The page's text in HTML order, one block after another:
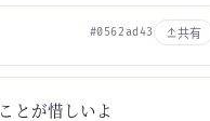
#0562ad43 共有
とが惜しいよ